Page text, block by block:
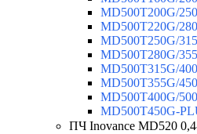
MD500T200G/
MD500T220G/
MD500T250G/
MD500T280G/
MD500T315G/
MD500T355G/
MD500T400G/
MD500T450G-
ПЧ Inovance MD520